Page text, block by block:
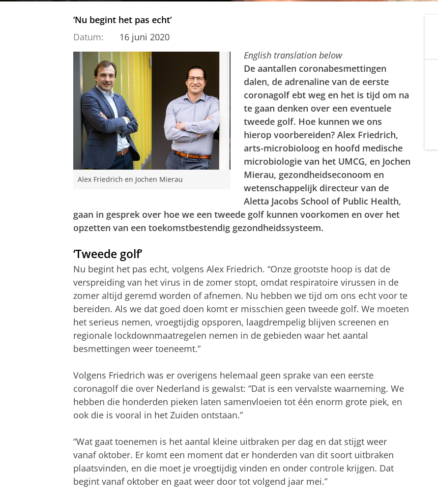
‘Nu begint het pas echt’
Datum:
16 juni 2020
Alex Friedrich en Jochen Mierau
English translation below
De aantallen coronabesmettingen
dalen, de adrenaline van de eerste
coronagolf ebt weg en het is tijd om na
te gaan denken over een eventuele
tweede golf. Hoe kunnen we ons
hierop voorbereiden? Alex Friedrich,
arts-microbioloog en hoofd medische
microbiologie van het UMCG, en Jochen
Mierau, gezondheidseconoom en
wetenschappelijk directeur van de
Aletta Jacobs School of Public Health,
gaan in gesprek over hoe we een tweede golf kunnen voorkomen en over het
opzetten van een toekomstbestendig gezondheidssysteem.
‘Tweede golf’
Nu begint het pas echt, volgens Alex Friedrich. “Onze grootste hoop is dat de
verspreiding van het virus in de zomer stopt, omdat respiratoire virussen in de
zomer altijd geremd worden of afnemen. Nu hebben we tijd om ons echt voor te
bereiden. Als we dat goed doen komt er misschien geen tweede golf. We moeten
het serieus nemen, vroegtijdig opsporen, laagdrempelig blijven screenen en
regionale lockdownmaatregelen nemen in de gebieden waar het aantal
besmettingen weer toeneemt.”
Volgens Friedrich was er overigens helemaal geen sprake van een eerste
coronagolf die over Nederland is gewalst: “Dat is een vervalste waarneming. We
hebben die honderden pieken laten samenvloeien tot één enorm grote piek, en
ook die is vooral in het Zuiden ontstaan.”
“Wat gaat toenemen is het aantal kleine uitbraken per dag en dat stijgt weer
vanaf oktober. Er komt een moment dat er honderden van dit soort uitbraken
plaatsvinden, en die moet je vroegtijdig vinden en onder controle krijgen. Dat
begint vanaf oktober en gaat weer door tot volgend jaar mei.”